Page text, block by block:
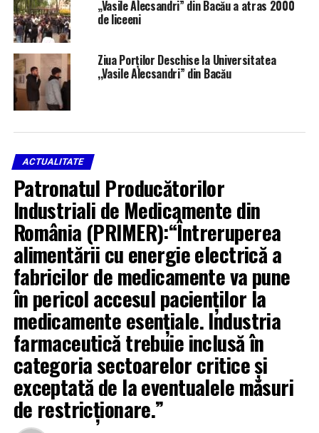
UP NEXT
Ce verificări face DSVSA în aceasta perioadă
DON'T MISS
Incendiu autoturism în Onesti
„Vasile Alecsandri” din Bacău a atras 2000
de liceeni
Ziua Porților Deschise la Universitatea
,,Vasile Alecsandri” din Bacău
ACTUALITATE
Patronatul Producătorilor
Industriali de Medicamente din
România (PRIMER):“Întreruperea
alimentării cu energie electrică a
fabricilor de medicamente va pune
în pericol accesul pacienților la
medicamente esențiale. Industria
farmaceutică trebuie inclusă în
categoria sectoarelor critice și
exceptată de la eventualele măsuri
de restricționare.”